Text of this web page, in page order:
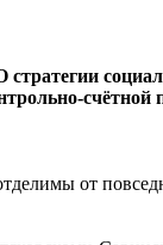
счётной
от